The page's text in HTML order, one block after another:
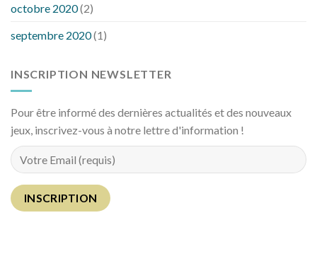
octobre 2020(2)
septembre 2020(1)
INSCRIPTION NEWSLETTER
Pour être informé des dernières actualités et des nouveaux
jeux, inscrivez-vous à notre lettre d'information !